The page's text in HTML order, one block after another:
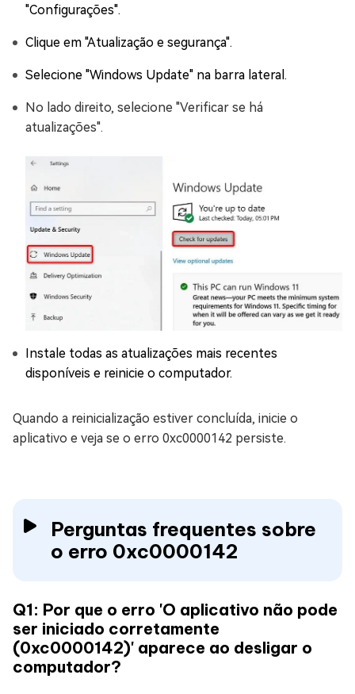
"Configurações".
Clique em "Atualização e segurança".
Selecione "Windows Update" na barra lateral.
No lado direito, selecione "Verificar se há
atualizações".
Instale todas as atualizações mais recentes
disponíveis e reinicie o computador.
Quando a reinicialização estiver concluída, inicie o
aplicativo e veja se o erro 0xc0000142 persiste.
Perguntas frequentes sobre
o erro 0xc0000142
Q1: Por que o erro 'O aplicativo não pode
ser iniciado corretamente
(0xc0000142)' aparece ao desligar o
computador?